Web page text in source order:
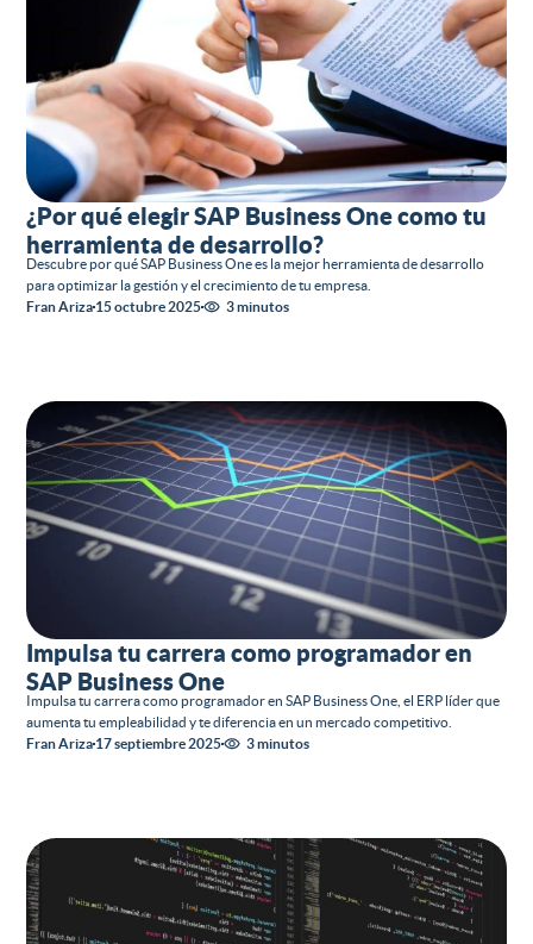
¿Por qué elegir SAP Business One como tu
herramienta de desarrollo?
Descubre por qué SAP Business One es la mejor herramienta de desarrollo
para optimizar la gestión y el crecimiento de tu empresa.
Fran Ariza 15 octubre 2025 3 minutos
Impulsa tu carrera como programador en
SAP Business One
Impulsa tu carrera como programador en SAP Business One, el ERP líder que
aumenta tu empleabilidad y te diferencia en un mercado competitivo.
Fran Ariza 17 septiembre 2025 3 minutos